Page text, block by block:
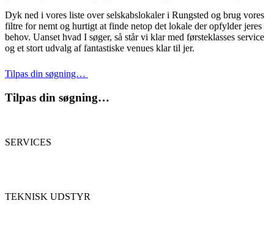
Dyk ned i vores liste over selskabslokaler i Rungsted og brug vores
filtre for nemt og hurtigt at finde netop det lokale der opfylder jeres
behov. Uanset hvad I søger, så står vi klar med førsteklasses service
og et stort udvalg af fantastiske venues klar til jer.
Tilpas din søgning…
Tilpas din søgning…
SERVICES
TEKNISK UDSTYR